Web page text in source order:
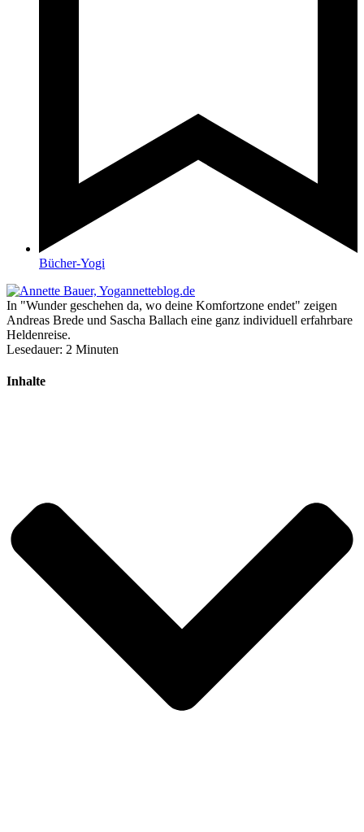
Bücher-Yogi
In "Wunder geschehen da, wo deine Komfortzone endet" zeigen
Andreas Brede und Sascha Ballach eine ganz individuell erfahrbare
Heldenreise.
Lesedauer: 2 Minuten
Inhalte